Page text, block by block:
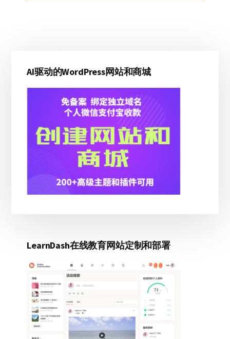
侧
边
AI驱动的WordPress网站和商城
LearnDash在线教育网站定制和部署